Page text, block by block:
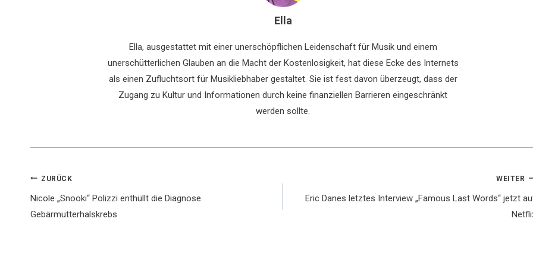
Ella
Ella, ausgestattet mit einer unerschöpflichen Leidenschaft für Musik und einem
unerschütterlichen Glauben an die Macht der Kostenlosigkeit, hat diese Ecke des Internets
als einen Zufluchtsort für Musikliebhaber gestaltet. Sie ist fest davon überzeugt, dass der
Zugang zu Kultur und Informationen durch keine finanziellen Barrieren eingeschränkt
werden sollte.
Beitragsnavigation
ZURÜCK
Nicole „Snooki“ Polizzi enthüllt die Diagnose
Gebärmutterhalskrebs
WEITER
Eric Danes letztes Interview „Famous Last Words“ jetzt